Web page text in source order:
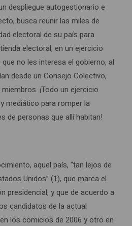
despliegue autogestionario e
busca reunir las miles de
electoral de su país para
electoral, en un ejercicio
no les interesa el gobierno, al
desde un Consejo Colectivo,
¡Todo un ejercicio
mediático para romper la
de personas que allí habitan!
aquel país, “tan lejos de
Unidos” (1), que marca el
presidencial, y que de acuerdo a
candidatos de la actual
los comicios de 2006 y otro en